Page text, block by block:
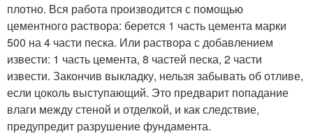
плотно. Вся работа производится с помощью
цементного раствора: берется 1 часть цемента марки
500 на 4 части песка. Или раствора с добавлением
извести: 1 часть цемента, 8 частей песка, 2 части
извести. Закончив выкладку, нельзя забывать об отливе,
если цоколь выступающий. Это предварит попадание
влаги между стеной и отделкой, и как следствие,
предупредит разрушение фундамента.